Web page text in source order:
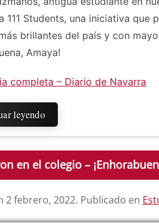
111 Students, una iniciativa
brillantes del país y con
Amaya!
completa – Diario de Navarra
leyendo
en el colegio –
2 febrero, 2022. Publicado en